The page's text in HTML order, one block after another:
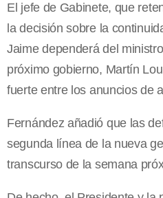
El jefe de Gabinete, que
la decisión sobre la
Jaime dependerá del
próximo gobierno, Martín
fuerte entre los anuncios de
Fernández añadió que las
segunda línea de la nueva
transcurso de la semana